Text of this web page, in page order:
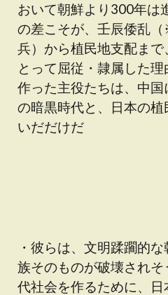
おいて朝鮮より300年は
の差こそが、壬辰倭乱
兵）から植民地支配ま
とって屈従・隷属した
作った主役たちは、中
の暗黒時代と、日本の
いだだけだ
・彼らは、文明蹂躙的
族そのものが破壊され
代社会を作るために、